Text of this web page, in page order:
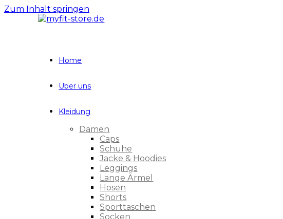
Zum Inhalt springen
Home
Über uns
Kleidung
Damen
Caps
Schuhe
Jacke & Hoodies
Leggings
Lange Ärmel
Hosen
Shorts
Sporttaschen
Socken